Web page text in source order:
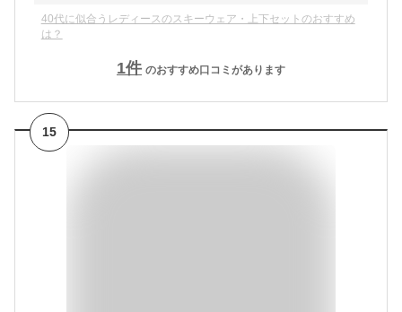
40代に似合うレディースのスキーウェア・上下セットのおすすめ
は？
1件 のおすすめ口コミがあります
15